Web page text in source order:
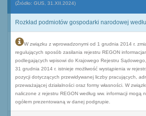
(Źródło: GUS, 31.XII.2024)
Rozkład podmiotów gospodarki narodowej
W związku z wprowadzonymi od 1 grudnia 2014 r.
regulujących sposób zasilania rejestru REGON
podlegających wpisowi do Krajowego Rejestru
31 grudnia 2014 r. istnieje możliwość wystąpienia w
pozycji dotyczących przewidywanej liczby pracujących,
przeważającej działalności oraz formy własności. W
naliczone z rejestru REGON według ww. informacji mogą
ogółem prezentowaną w danej podgrupie.